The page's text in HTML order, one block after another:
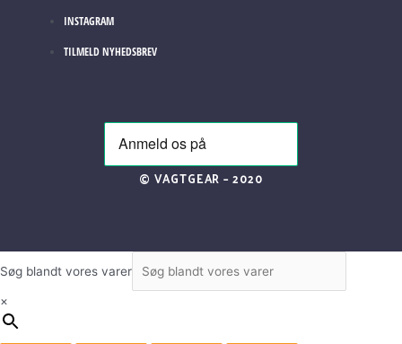
INSTAGRAM
TILMELD NYHEDSBREV
© VAGTGEAR – 2020
Søg blandt vores varer
×